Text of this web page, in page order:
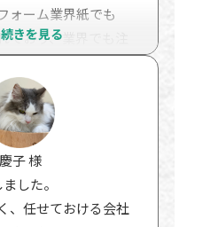
ていただきました。
ころや、バルコニー
ど、一般人では気づ
ても褒めていまし
そうとしたけど、無
ました。
報告しなければと思
はきれいです。とて
ォーム業界紙でも
ており、業界でも注
す。
ムでもスタッフさん
拶をしてくれます。
ます。素晴らしい会
るなら、やはり丁寧
に依頼したいと思い
子 様
した。
、任せておける会社